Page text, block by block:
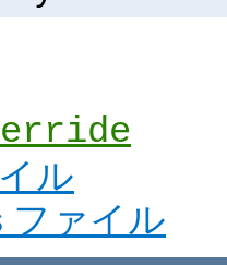
ル
ファイル